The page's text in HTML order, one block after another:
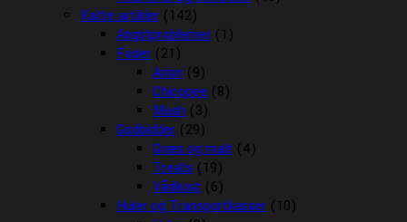
Katte artikler (142)
Angstproblemer (1)
Foder (21)
Arion (9)
Chicopee (8)
Mush (3)
Godbidder (29)
Græs og malt (4)
Treats (19)
Vådkost (6)
Huler og Transportkasser (10)